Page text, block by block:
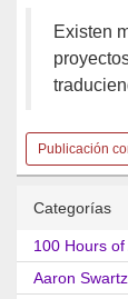
Existen
Publicación
Categorías
100 Hours
Aaron Swartz